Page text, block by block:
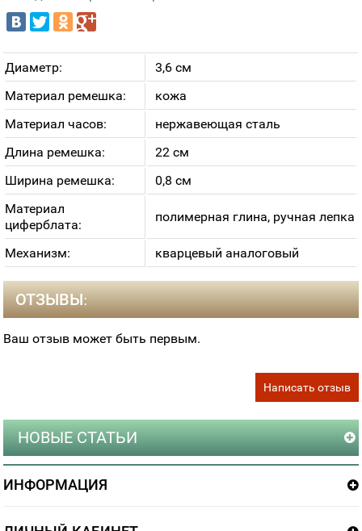
Диаметр:
3,6 см
Материал ремешка:
кожа
Материал часов:
нержавеющая сталь
Длина ремешка:
22 см
Ширина ремешка:
0,8 см
Материал
циферблата:
полимерная глина, ручная лепка
Механизм: кварцевый аналоговый
ОТЗЫВЫ:
Ваш отзыв может быть первым.
Написать отзыв
НОВЫЕ СТАТЬИ
ИНФОРМАЦИЯ